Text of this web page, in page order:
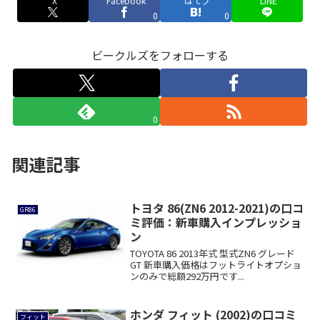
0
0
ビークルズをフォローする
0
関連記事
GR86
トヨタ 86(ZN6 2012-2021)の口コ
ミ評価：新車購入インプレッショ
ン
TOYOTA 86 2013年式 型式ZN6 グレード
GT 新車購入価格はフットライトオプショ
ンのみで総額292万円です...
フィット ホンダ フィット (2002)の口コミ